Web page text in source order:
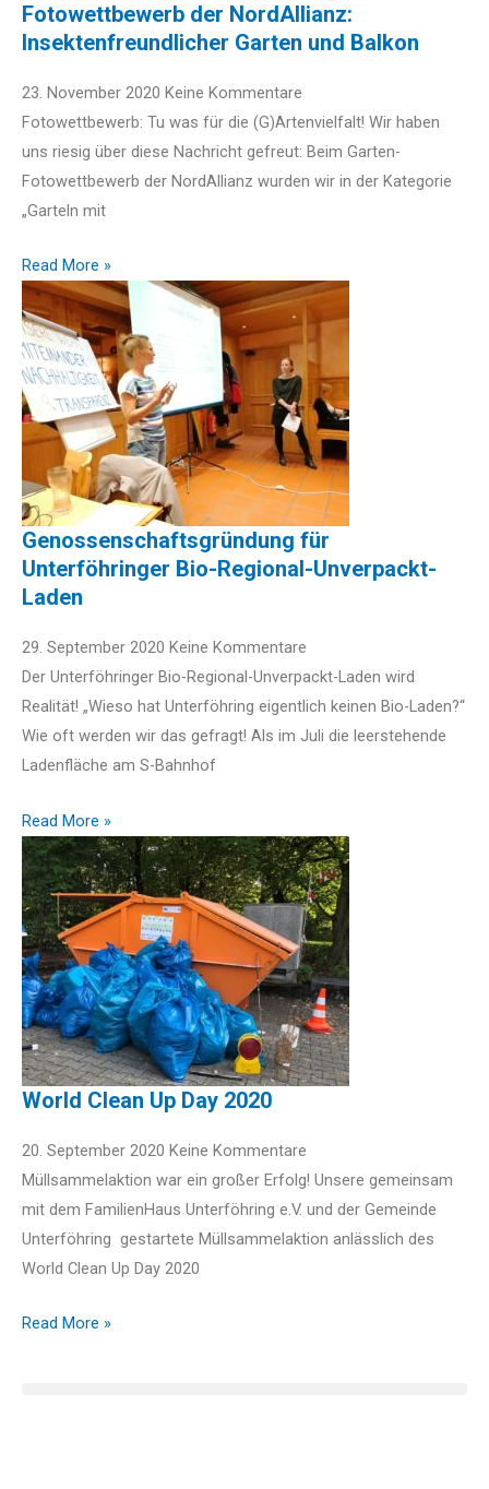
Fotowettbewerb der NordAllianz:
Insektenfreundlicher Garten und Balkon
23. November 2020 Keine Kommentare
Fotowettbewerb: Tu was für die (G)Artenvielfalt! Wir haben
uns riesig über diese Nachricht gefreut: Beim Garten-
Fotowettbewerb der NordAllianz wurden wir in der Kategorie
„Garteln mit
Read More »
Genossenschaftsgründung für
Unterföhringer Bio-Regional-Unverpackt-
Laden
29. September 2020 Keine Kommentare
Der Unterföhringer Bio-Regional-Unverpackt-Laden wird
Realität! „Wieso hat Unterföhring eigentlich keinen Bio-Laden?“
Wie oft werden wir das gefragt! Als im Juli die leerstehende
Ladenfläche am S-Bahnhof
Read More »
World Clean Up Day 2020
20. September 2020 Keine Kommentare
Müllsammelaktion war ein großer Erfolg! Unsere gemeinsam
mit dem FamilienHaus Unterföhring e.V. und der Gemeinde
Unterföhring gestartete Müllsammelaktion anlässlich des
World Clean Up Day 2020
Read More »